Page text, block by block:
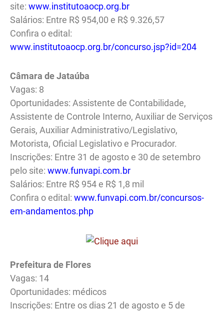
site: www.institutoaocp.org.br
Salários: Entre R$ 954,00 e R$ 9.326,57
Confira o edital:
www.institutoaocp.org.br/concurso.jsp?id=204
Câmara de Jataúba
Vagas: 8
Oportunidades: Assistente de Contabilidade,
Assistente de Controle Interno, Auxiliar de Serviços
Gerais, Auxiliar Administrativo/Legislativo,
Motorista, Oficial Legislativo e Procurador.
Inscrições: Entre 31 de agosto e 30 de setembro
pelo site: www.funvapi.com.br
Salários: Entre R$ 954 e R$ 1,8 mil
Confira o edital: www.funvapi.com.br/concursos-
em-andamentos.php
Prefeitura de Flores
Vagas: 14
Oportunidades: médicos
Inscrições: Entre os dias 21 de agosto e 5 de